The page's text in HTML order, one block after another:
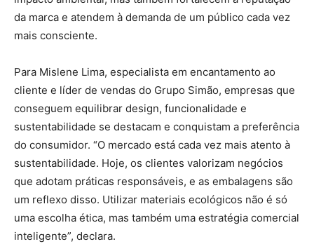
da marca e atendem à demanda de um público cada vez
mais consciente.
Para Mislene Lima, especialista em encantamento ao
cliente e líder de vendas do Grupo Simão, empresas que
conseguem equilibrar design, funcionalidade e
sustentabilidade se destacam e conquistam a preferência
do consumidor. “O mercado está cada vez mais atento à
sustentabilidade. Hoje, os clientes valorizam negócios
que adotam práticas responsáveis, e as embalagens são
um reflexo disso. Utilizar materiais ecológicos não é só
uma escolha ética, mas também uma estratégia comercial
inteligente”, declara.